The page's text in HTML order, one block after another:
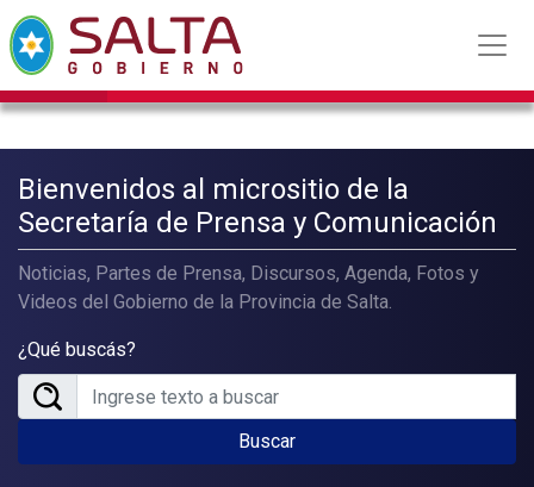
Bienvenidos al micrositio de la
Secretaría de Prensa y Comunicación
Noticias, Partes de Prensa, Discursos, Agenda, Fotos y
Videos del Gobierno de la Provincia de Salta.
¿Qué buscás?
Buscar